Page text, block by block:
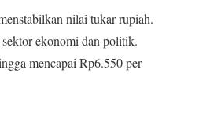
nilai tukar rupiah.
ekonomi dan politik.
mencapai Rp6.550 per